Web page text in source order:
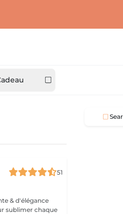
51
& d'élégance
sublimer chaque